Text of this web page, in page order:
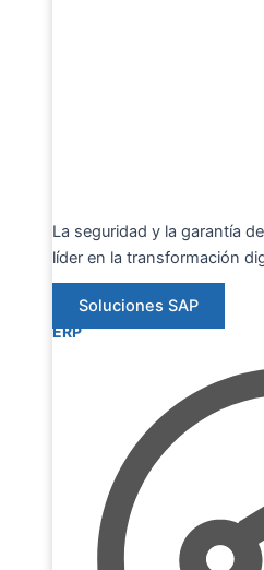
La seguridad y la garantía
líder en la transformación
Soluciones SAP
ERP